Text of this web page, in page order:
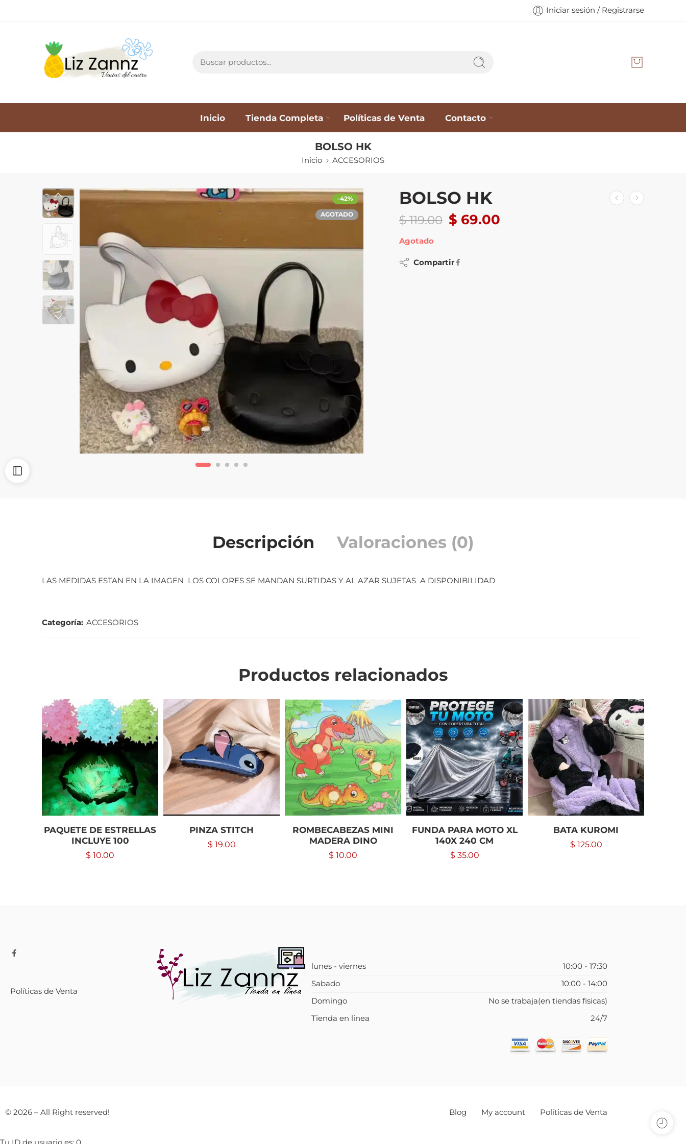
Iniciar sesión / Registrarse
Inicio Tienda Completa Políticas de Venta Contacto
BOLSO HK
Inicio ACCESORIOS
-42%
AGOTADO
BOLSO HK
$119.00 $ 69.00
Agotado
Compartir
Descripción Valoraciones (0)
LAS MEDIDAS ESTAN EN LA IMAGEN LOS COLORES SE MANDAN SURTIDAS Y AL AZAR SUJETAS A DISPONIBILIDAD
Categoría: ACCESORIOS
Productos relacionados
PAQUETE DE ESTRELLAS
INCLUYE 100
$ 10.00
PINZA STITCH
$ 19.00
ROMBECABEZAS MINI
MADERA DINO
$ 10.00
FUNDA PARA MOTO XL
140X 240 CM
$ 35.00
BATA KUROMI
$ 125.00
Políticas de Venta
lunes - viernes
10:00 - 17:30
Sabado
10:00 - 14:00
Domingo
No se trabaja(en tiendas fisicas)
Tienda en linea
24/7
© 2026 – All Right reserved! Blog My account Políticas de Venta